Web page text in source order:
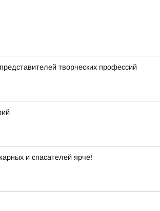
творческих профессий
и спасателей ярче!